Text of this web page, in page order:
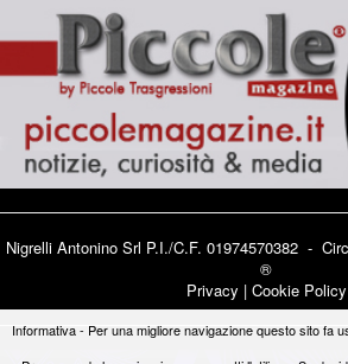
Nigrelli Antonino Srl P.I./C.F. 01974570382 -
®
Privacy | Cookie Policy
Informativa - Per una migliore navigazione questo sito fa